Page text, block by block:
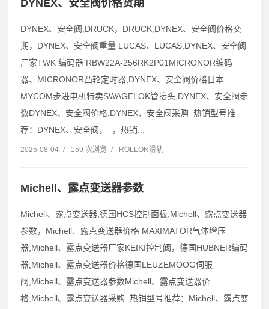
DYNEX、安全阀价格货期
DYNEX、安全阀,DRUCK，DRUCK,DYNEX、安全阀价格交
期，DYNEX、安全阀重量 LUCAS、LUCAS,DYNEX、安全阀
厂家TWK 编码器 RBW22A-256RK2P01MICRONOR编码
器、MICRONOR凸轮定时器,DYNEX、安全阀价格日本
MYCOM步进电机特卖SWAGELOK管接头,DYNEX、安全阀参
数DYNEX、安全阀价格,DYNEX、安全阀采购 热销型号推
荐：DYNEX、安全阀， ，热销...
2025-08-04 / 159 次浏览 / ROLLON滑轨
Michell、露点变送器参数
Michell、露点变送器,德国HCS控制面板,Michell、露点变送器
参数，Michell、露点变送器价格 MAXIMATOR气体增压
器,Michell、露点变送器厂家KEIKI控制阀，德国HUBNER编码
器,Michell、露点变送器价格德国LEUZEMOOG伺服
阀,Michell、露点变送器参数Michell、露点变送器价
格,Michell、露点变送器采购 热销型号推荐：Michell、露点变